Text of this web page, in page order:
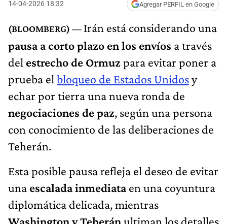
14-04-2026 18:32 Agregar PERFIL en Google
Irán está considerando una
pausa a corto plazo en los envíos a través
del estrecho de Ormuzpara evitar poner a
prueba el bloqueo de Estados Unidosy
echar por tierra una nueva ronda de
negociaciones de paz, según una persona
con conocimiento de las deliberaciones de
Teherán.
Esta posible pausa refleja el deseo de evitar
una escalada inmediataen una coyuntura
diplomática delicada, mientras
Washington y Teheránultiman los detalles